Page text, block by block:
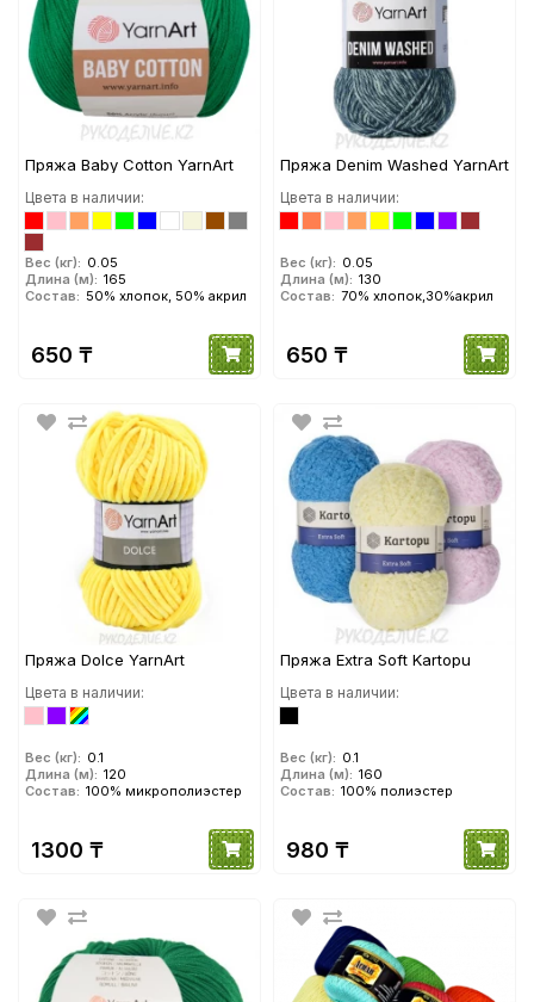
Пряжа Baby Cotton YarnArt
Цвета в наличии:
Вес (кг): 0.05
Длина (м): 165
Состав: 50% хлопок, 50% акрил
650 ₸
Пряжа Denim Washed YarnArt
Цвета в наличии:
Вес (кг): 0.05
Длина (м): 130
Состав: 70% хлопок,30%акрил
650 ₸
Пряжа Dolce YarnArt
Цвета в наличии:
Вес (кг): 0.1
Длина (м): 120
Состав: 100% микрополиэстер
1300 ₸
Пряжа Extra Soft Kartopu
Цвета в наличии:
Вес (кг): 0.1
Длина (м): 160
Состав: 100% полиэстер
980 ₸